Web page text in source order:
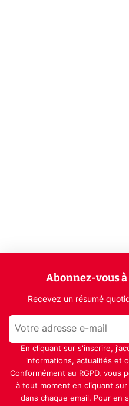
Abonnez-vous
Recevez un résumé
En cliquant sur s'inscrire,
informations, actualités et
Conformément au RGPD,
à tout moment en cliquant
dans chaque email. Pour en